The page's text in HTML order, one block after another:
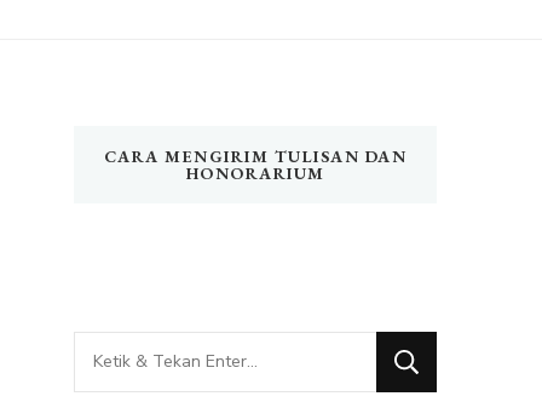
CARA MENGIRIM TULISAN DAN
HONORARIUM
Mencari
Sesuatu?